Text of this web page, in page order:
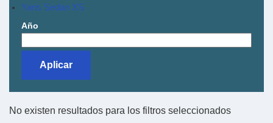
Yaris Sedan XS
Año
No existen resultados para los filtros seleccionados